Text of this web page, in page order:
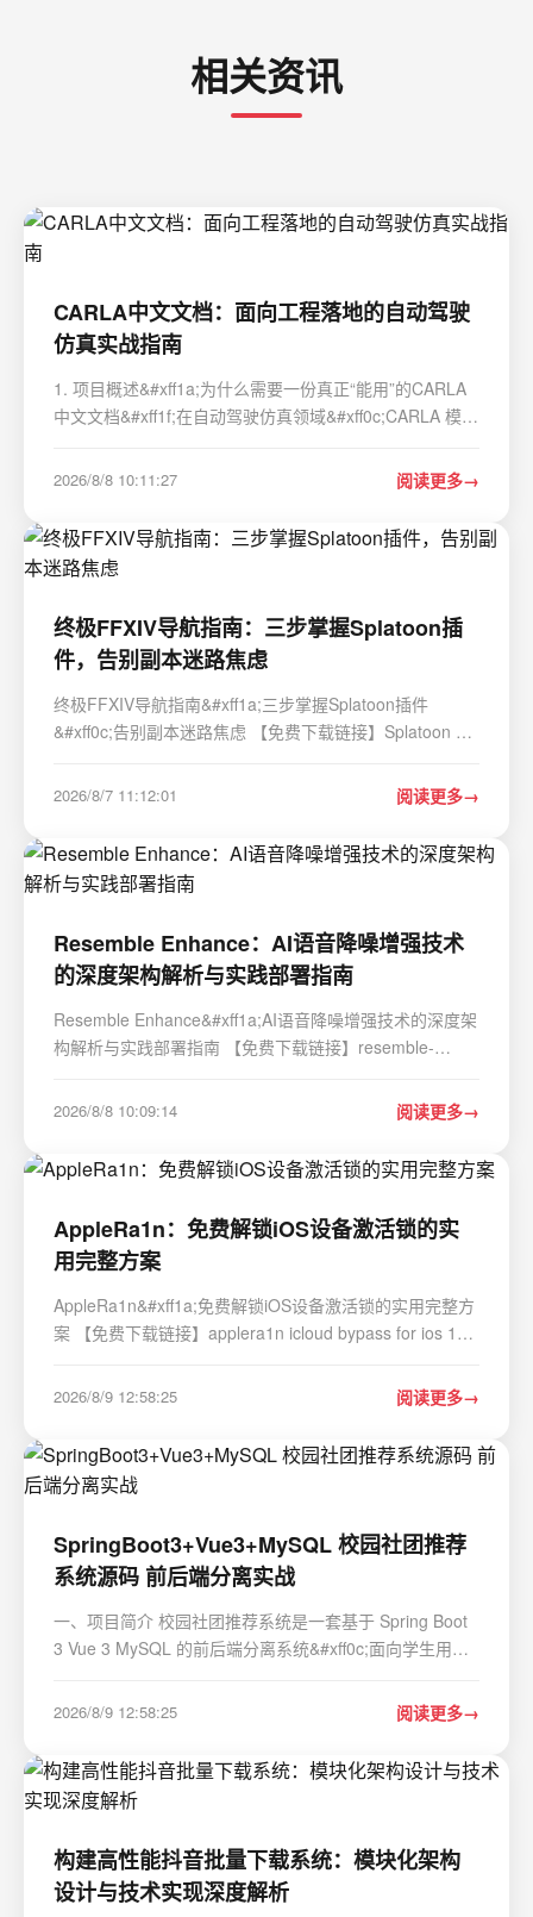
相关资讯
CARLA中文文档：面向工程落地的自动驾驶
仿真实战指南
1. 项目概述&#xff1a;为什么需要一份真正“能用”的CARLA
中文文档&#xff1f;在自动驾驶仿真领域&#xff0c;CARLA 模拟
感器建模、具备可编程交通流与动态天气系统&#xff0c;更重
2026/8/8 10:11:27 阅读更多
终极FFXIV导航指南：三步掌握Splatoon插
件，告别副本迷路焦虑
终极FFXIV导航指南&#xff1a;三步掌握Splatoon插件
&#xff0c;告别副本迷路焦虑 【免费下载链接】Splatoon An
for human imperfections. 项目地址:
2026/8/7 11:12:01 阅读更多
Resemble Enhance：AI语音降噪增强技术
的深度架构解析与实践部署指南
Resemble Enhance&#xff1a;AI语音降噪增强技术的深度架
构解析与实践部署指南 【免费下载链接】resemble-
enhancement 项目地址:
数字音频处理领域&#xff0c;嘈杂环…
2026/8/8 10:09:14 阅读更多
AppleRa1n：免费解锁iOS设备激活锁的实
用完整方案
AppleRa1n&#xff1a;免费解锁iOS设备激活锁的实用完整方
案 【免费下载链接】applera1n icloud bypass for ios 15-
https://gitcode.com/gh_mirrors/ap/applera1n 你是否遇到
iPhone已与物主…
2026/8/9 12:58:25 阅读更多
SpringBoot3+Vue3+MySQL 校园社团推荐
系统源码 前后端分离实战
一、项目简介 校园社团推荐系统是一套基于 Spring Boot
3 Vue 3 MySQL 的前后端分离系统&#xff0c;面向学生用户
智能推荐、后台数据管理等核心功能&#xff0c;其中推荐模块
2026/8/9 12:58:25 阅读更多
构建高性能抖音批量下载系统：模块化架构
设计与技术实现深度解析